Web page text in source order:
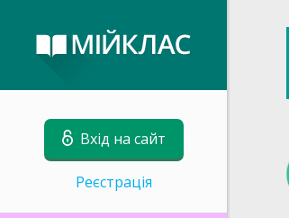
Вхід на сайт
Реєстрація